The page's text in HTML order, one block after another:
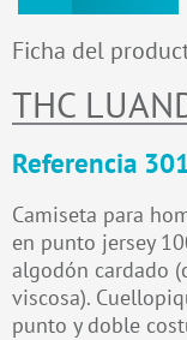
Ficha del
THC
Referencia
Camiseta para
en punto jersey
algodón cardado
viscosa).
punto y doble